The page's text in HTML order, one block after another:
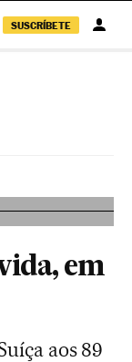
SUSCRÍBETE
em
aos 89